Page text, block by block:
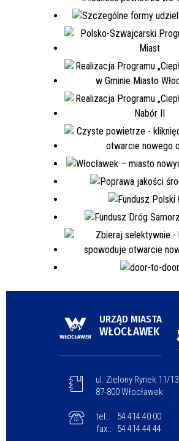
URZĄD MIASTA
WŁOCŁAWEK
ul. Zielony Rynek 11/13
87-800 Włocławek
tel.:
54 414 40 00
fax.:
54 414 44 44